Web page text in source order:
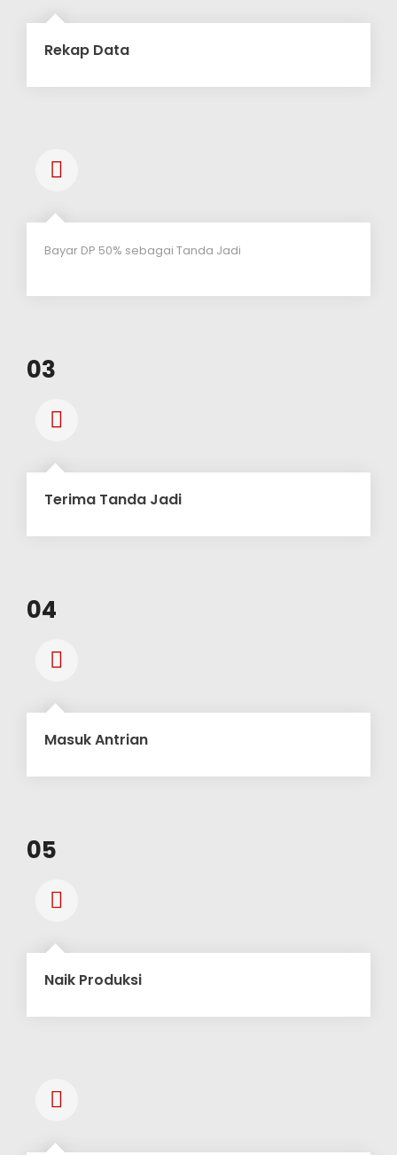
Rekap Data
Bayar DP 50% sebagai Tanda Jadi
03
Terima Tanda Jadi
04
Masuk Antrian
05
Naik Produksi